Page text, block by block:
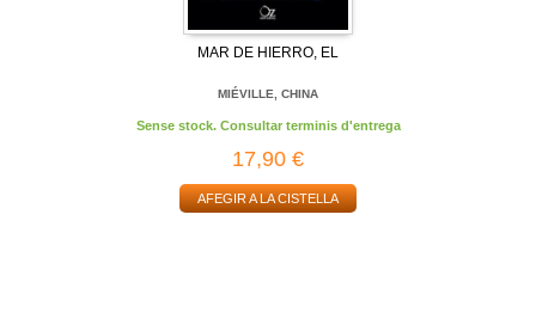
MAR DE HIERRO, EL
MIÉVILLE, CHINA
Sense stock. Consultar terminis d'entrega
17,90 €
AFEGIR A LA CISTELLA